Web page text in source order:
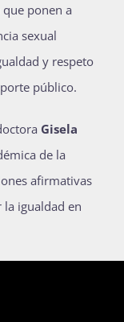
ponen a
sexual
y respeto
público.
Gisela
de la
afirmativas
la igualdad en